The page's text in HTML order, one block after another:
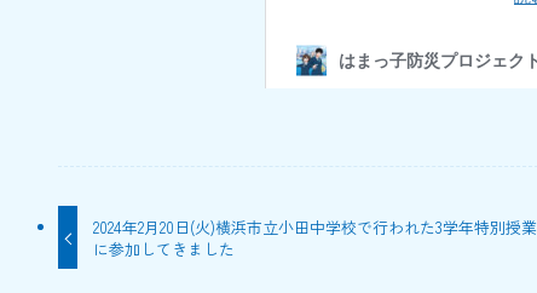
2024年2月20日(火)横浜市立小田中学校で行われた3学年特別授業
に参加してきました